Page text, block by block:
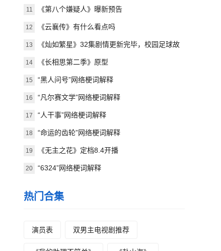
卷》登顶第一
11 《第八个嫌疑人》曝新预告
12 《云襄传》有什么看点吗
13 《灿如繁星》32集剧情更新完毕，校园足球故
事迎来收官
14 《长相思第二季》原型
15 “黑人问号”网络梗词解释
16 “凡尔赛文学”网络梗词解释
17 “人干事”网络梗词解释
18 “命运的齿轮”网络梗词解释
19 《无主之花》定档8.4开播
20 “6324”网络梗词解释
热门合集
演员表 双男主电视剧推荐